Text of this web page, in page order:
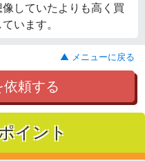
していたよりも高く買
います。
▲ メニューに戻る
頼する
イント